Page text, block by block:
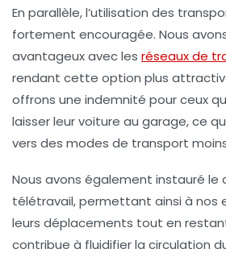
En parallèle, l’utilisation des
fortement encouragée. Nous
avantageux avec les réseaux de
rendant cette option plus
offrons une indemnité pour ceux
laisser leur voiture au garage, ce
vers des modes de transport
Nous avons également instauré le
télétravail, permettant ainsi à nos
leurs déplacements tout en
contribue à fluidifier la circulation